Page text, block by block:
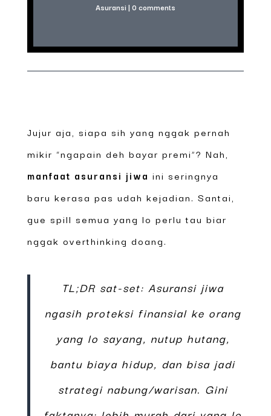
Asuransi | 0 comments
Jujur aja, siapa sih yang nggak pernah
mikir “ngapain deh bayar premi”? Nah,
manfaat asuransi jiwa ini seringnya
baru kerasa pas udah kejadian. Santai,
gue spill semua yang lo perlu tau biar
nggak overthinking doang.
TL;DR sat-set: Asuransi jiwa
ngasih proteksi finansial ke orang
yang lo sayang, nutup hutang,
bantu biaya hidup, dan bisa jadi
strategi nabung/warisan. Gini